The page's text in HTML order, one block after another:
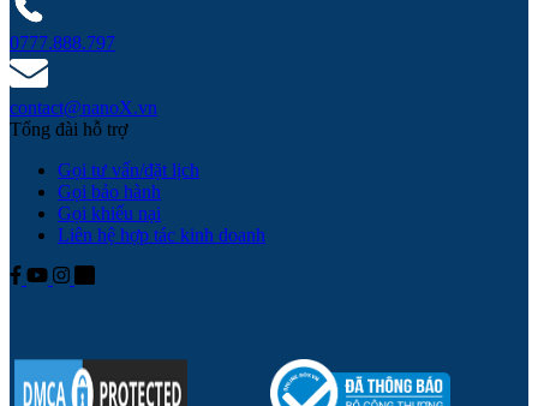
0777.888.797
contact@nanoX.vn
Tổng đài hỗ trợ
Gọi tư vấn/đặt lịch
Gọi bảo hành
Gọi khiếu nại
Liên hệ hợp tác kinh doanh